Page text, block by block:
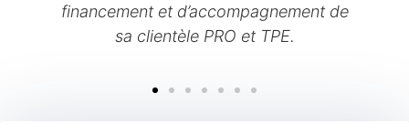
financement et d’accompagnement de
sa clientèle PRO et TPE.